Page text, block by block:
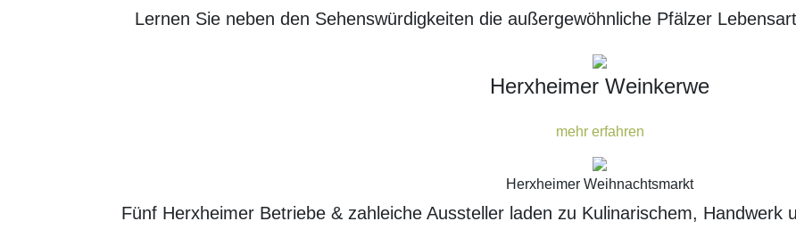
Lernen Sie neben den Sehenswürdigkeiten die außergewöhnliche Pfälzer
Herxheimer Weinkerwe
mehr erfahren
Herxheimer Weihnachtsmarkt
Fünf Herxheimer Betriebe & zahleiche Aussteller laden zu Kulinarischem, Handwerk